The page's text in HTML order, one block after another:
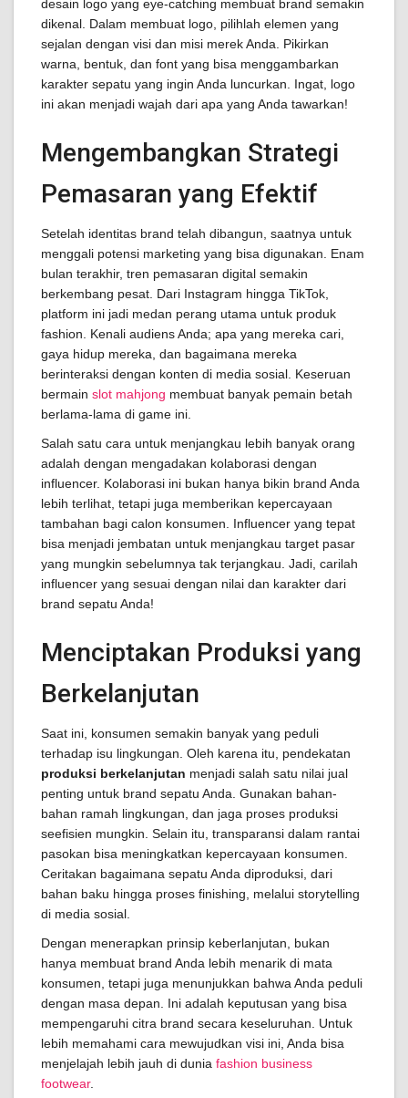
desain logo yang eye-catching membuat brand semakin
dikenal. Dalam membuat logo, pilihlah elemen yang
sejalan dengan visi dan misi merek Anda. Pikirkan
warna, bentuk, dan font yang bisa menggambarkan
karakter sepatu yang ingin Anda luncurkan. Ingat, logo
ini akan menjadi wajah dari apa yang Anda tawarkan!
Mengembangkan Strategi
Pemasaran yang Efektif
Setelah identitas brand telah dibangun, saatnya untuk
menggali potensi marketing yang bisa digunakan. Enam
bulan terakhir, tren pemasaran digital semakin
berkembang pesat. Dari Instagram hingga TikTok,
platform ini jadi medan perang utama untuk produk
fashion. Kenali audiens Anda; apa yang mereka cari,
gaya hidup mereka, dan bagaimana mereka
berinteraksi dengan konten di media sosial. Keseruan
bermain slot mahjong membuat banyak pemain betah
berlama-lama di game ini.
Salah satu cara untuk menjangkau lebih banyak orang
adalah dengan mengadakan kolaborasi dengan
influencer. Kolaborasi ini bukan hanya bikin brand Anda
lebih terlihat, tetapi juga memberikan kepercayaan
tambahan bagi calon konsumen. Influencer yang tepat
bisa menjadi jembatan untuk menjangkau target pasar
yang mungkin sebelumnya tak terjangkau. Jadi, carilah
influencer yang sesuai dengan nilai dan karakter dari
brand sepatu Anda!
Menciptakan Produksi yang
Berkelanjutan
Saat ini, konsumen semakin banyak yang peduli
terhadap isu lingkungan. Oleh karena itu, pendekatan
produksi berkelanjutan menjadi salah satu nilai jual
penting untuk brand sepatu Anda. Gunakan bahan-
bahan ramah lingkungan, dan jaga proses produksi
seefisien mungkin. Selain itu, transparansi dalam rantai
pasokan bisa meningkatkan kepercayaan konsumen.
Ceritakan bagaimana sepatu Anda diproduksi, dari
bahan baku hingga proses finishing, melalui storytelling
di media sosial.
Dengan menerapkan prinsip keberlanjutan, bukan
hanya membuat brand Anda lebih menarik di mata
konsumen, tetapi juga menunjukkan bahwa Anda peduli
dengan masa depan. Ini adalah keputusan yang bisa
mempengaruhi citra brand secara keseluruhan. Untuk
lebih memahami cara mewujudkan visi ini, Anda bisa
menjelajah lebih jauh di dunia fashion business
footwear.